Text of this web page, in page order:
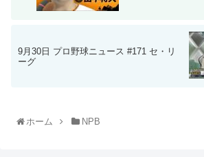
9月30日 プロ野球ニュース #171 セ・リ
ーグ
ホーム NPB